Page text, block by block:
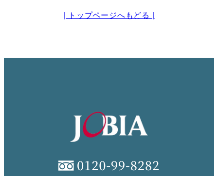
| トップページへもどる |